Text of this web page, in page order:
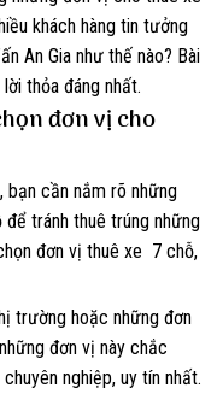
khách hàng tin tưởng
An Gia như thế nào? Bài
thỏa đáng nhất.
đơn vị cho
bạn cần nắm rõ những
tránh thuê trúng những
đơn vị thuê xe 7 chỗ,
trường hoặc những đơn
đơn vị này chắc
nghiệp, uy tín nhất.